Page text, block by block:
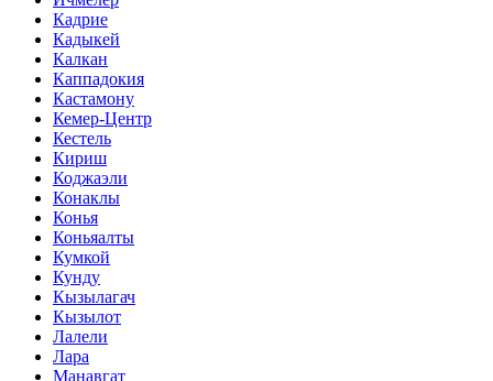
Кадрие
Кадыкей
Калкан
Каппадокия
Кастамону
Кемер-Центр
Кестель
Кириш
Коджаэли
Конаклы
Конья
Коньяалты
Кумкой
Кунду
Кызылагач
Кызылот
Лалели
Лара
Манавгат